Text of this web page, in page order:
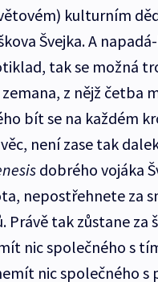
kulturním
Švejka. A
tak se možná
z nějž četba
bít se na každém
není zase tak
dobrého vojáka
nepostřehnete za
tak zůstane za
nic společného s
nic společného s